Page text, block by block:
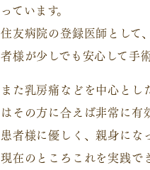
っています。
住友病院の登録医師として
者様が少しでも安心して手
また乳房痛などを中心と
はその方に合えば非常に有
患者様に優しく、親身にな
現在のところこれを実践で